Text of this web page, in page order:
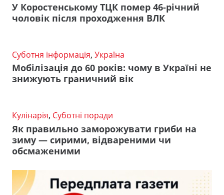
У Коростенському ТЦК помер 46-річний
чоловік після проходження ВЛК
Суботня інформація, Україна
Мобілізація до 60 років: чому в Україні не
знижують граничний вік
Кулінарія, Суботні поради
Як правильно заморожувати гриби на
зиму — сирими, відвареними чи
обсмаженими